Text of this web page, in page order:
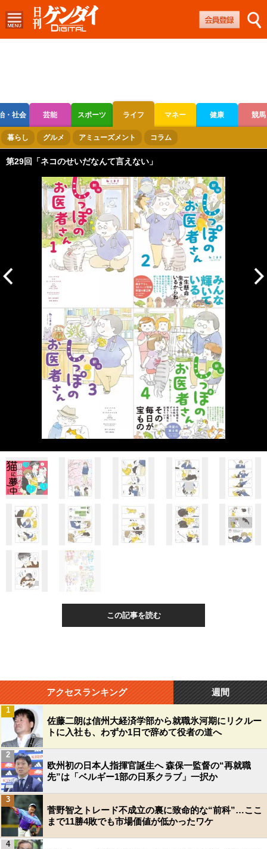
・社会 芸能 スポーツ ライフ マネー 健康 競馬
ボートレース 競輪 オートレース
暮らし グルメ アミューズメント コラム
第29回「ネコのせいだなんて言えない」
この記事を読む
アクセスランキング 週間
佐藤二朗は信州大経済学部から就職氷河期にリクルー
トに入社も、わずか1日で辞めて役者の道へ
1
欧州初の日本人指揮官誕生へ 森保一監督の“再就職
先”は「ベルギー1部の日系クラブ」一択か
2
菅野智之トレード不成立の裏に致命的な“前科”…ここ
まで11勝4敗でも市場価値が低かったワケ
3
4